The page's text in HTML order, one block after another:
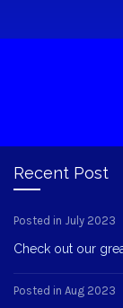
Recent Post
Posted in July 2023
Check out our
Posted in Aug 2023